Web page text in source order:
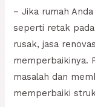
– Jika rumah
seperti retak
rusak, jasa
memperbaikinya.
masalah dan
memperbaiki